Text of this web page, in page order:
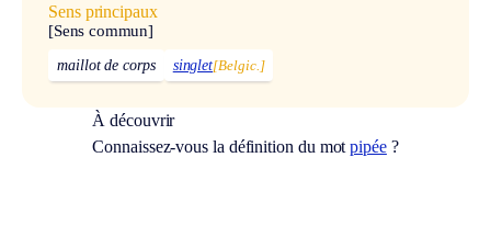
Sens principaux
[Sens commun]
maillot de corps singlet[Belgic.]
À découvrir
Connaissez-vous la définition du motpipée?